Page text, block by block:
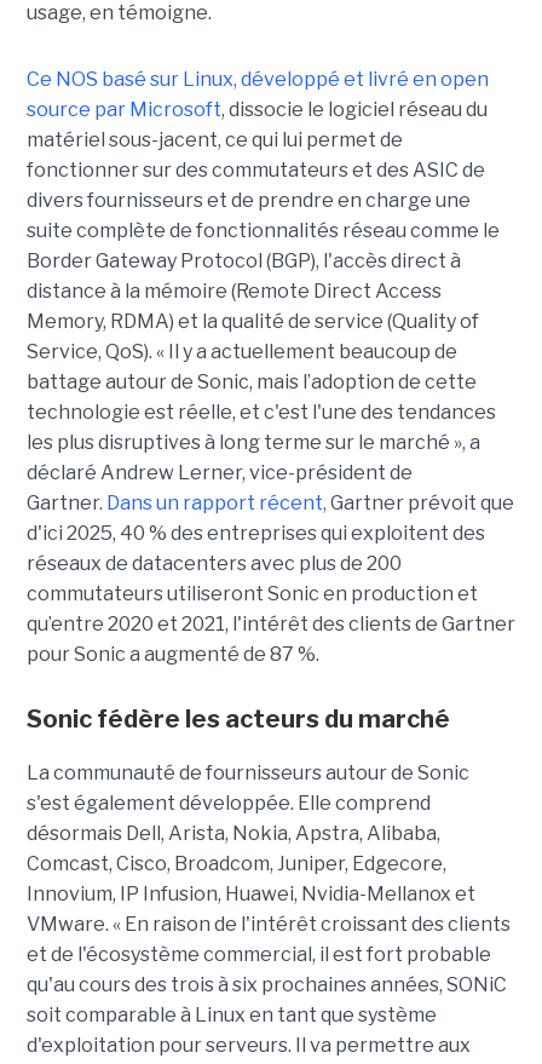
usage, en témoigne.
Ce NOS basé sur Linux, développé et livré en open
source par Microsoft, dissocie le logiciel réseau du
matériel sous-jacent, ce qui lui permet de
fonctionner sur des commutateurs et des ASIC de
divers fournisseurs et de prendre en charge une
suite complète de fonctionnalités réseau comme le
Border Gateway Protocol (BGP), l'accès direct à
distance à la mémoire (Remote Direct Access
Memory, RDMA) et la qualité de service (Quality of
Service, QoS). « Il y a actuellement beaucoup de
battage autour de Sonic, mais l’adoption de cette
technologie est réelle, et c'est l'une des tendances
les plus disruptives à long terme sur le marché », a
déclaré Andrew Lerner, vice-président de
Gartner. Dans un rapport récent, Gartner prévoit que
d'ici 2025, 40 % des entreprises qui exploitent des
réseaux de datacenters avec plus de 200
commutateurs utiliseront Sonic en production et
qu’entre 2020 et 2021, l'intérêt des clients de Gartner
pour Sonic a augmenté de 87 %.
Sonic fédère les acteurs du marché
La communauté de fournisseurs autour de Sonic
s'est également développée. Elle comprend
désormais Dell, Arista, Nokia, Apstra, Alibaba,
Comcast, Cisco, Broadcom, Juniper, Edgecore,
Innovium, IP Infusion, Huawei, Nvidia-Mellanox et
VMware. « En raison de l'intérêt croissant des clients
et de l'écosystème commercial, il est fort probable
qu'au cours des trois à six prochaines années, SONiC
soit comparable à Linux en tant que système
d'exploitation pour serveurs. Il va permettre aux